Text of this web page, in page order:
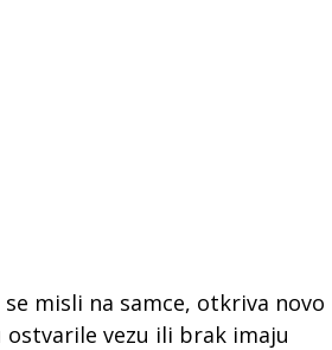
misli na samce, otkriva novo
ostvarile vezu ili brak imaju